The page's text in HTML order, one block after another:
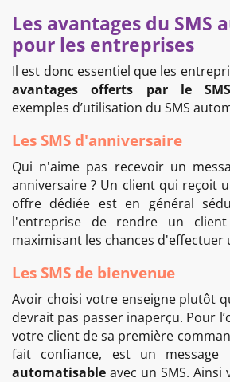
Les avantages du SMS
pour les entreprises
Il est donc essentiel que les
avantages offerts par le SMS
exemples d’utilisation du SMS
Les SMS d'anniversaire
Qui n'aime pas recevoir un
anniversaire ? Un client qui reçoit
offre dédiée est en général
l'entreprise de rendre un
maximisant les chances d'effectuer
Les SMS de bienvenue
Avoir choisi votre enseigne plutôt
devrait pas passer inaperçu. Pour
votre client de sa première
fait confiance, est un message
automatisable avec un SMS.